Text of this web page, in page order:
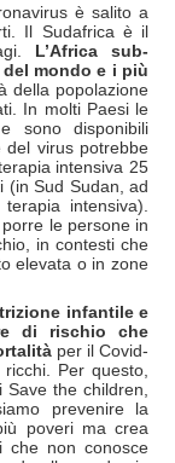
è salito a
Il Sudafrica è il
L’Africa sub-
mondo e i più
della popolazione
In molti Paesi le
sono disponibili
del virus potrebbe
intensiva 25
(in Sud Sudan, ad
intensiva).
le persone in
in contesti che
elevata o in zone
infantile e
di rischio che
per il Covid-
Per questo,
Save the children,
prevenire la
poveri ma crea
che non conosce